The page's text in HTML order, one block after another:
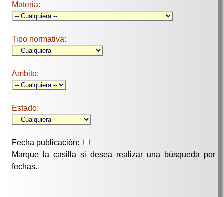
Materia:
Tipo normativa:
Ambito:
Estado:
Fecha publicación:
Marque la casilla si desea realizar una búsqueda por
fechas.